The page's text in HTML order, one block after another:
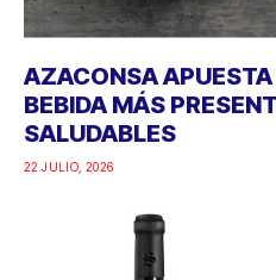
AZACONSA
BEBIDA MÁS
SALUDABLES
22 JULIO, 2026